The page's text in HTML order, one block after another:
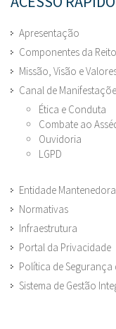
Apresentação
Componentes da
Missão, Visão e
Canal de
Ética e Conduta
Combate ao
Ouvidoria
LGPD
Entidade Mantenedora
Normativas
Infraestrutura
Portal da Privacidade
Política de
Sistema de Gestão